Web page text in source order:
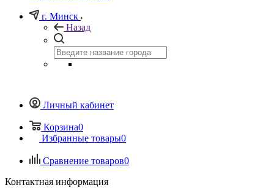
г. Минск
Назад
Личный кабинет
Корзина0
Избранные товары0
Сравнение товаров0
Контактная информация